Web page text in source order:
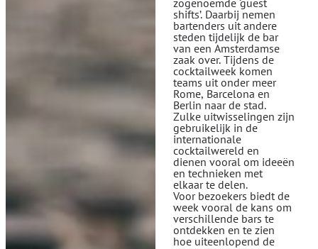
zogenoemde ‘guest
shifts’. Daarbij nemen
bartenders uit andere
steden tijdelijk de bar
van een Amsterdamse
zaak over. Tijdens de
cocktailweek komen
teams uit onder meer
Rome, Barcelona en
Berlin naar de stad.
Zulke uitwisselingen zijn
gebruikelijk in de
internationale
cocktailwereld en
dienen vooral om ideeën
en technieken met
elkaar te delen.
Voor bezoekers biedt de
week vooral de kans om
verschillende bars te
ontdekken en te zien
hoe uiteenlopend de